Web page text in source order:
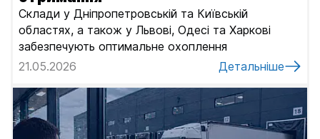
Склади у Дніпропетровській та Київській
областях, а також у Львові, Одесі та Харкові
забезпечують оптимальне охоплення
21.05.2026
Детальніше